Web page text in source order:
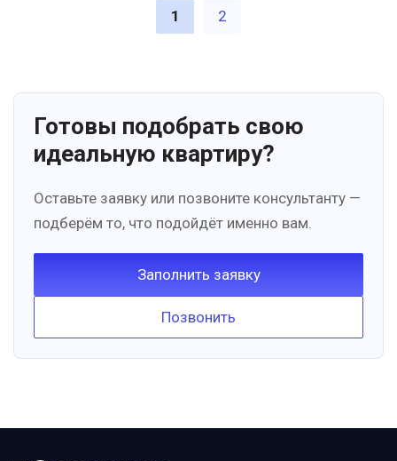
1 2
Готовы подобрать свою
идеальную квартиру?
Оставьте заявку или позвоните консультанту —
подберём то, что подойдёт именно вам.
Заполнить заявку
Позвонить